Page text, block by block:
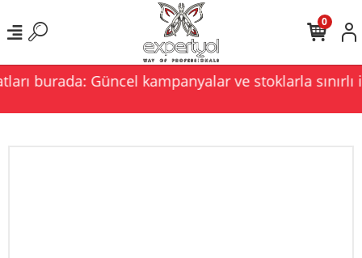
burada: Güncel kampanyalar ve stoklarla
0